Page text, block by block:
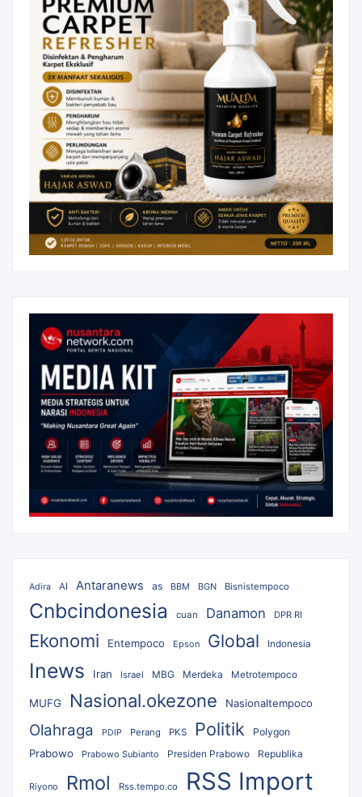
Adira AI Antaranews as BBM BGN Bisnistempoco
Cnbcindonesia cuan Danamon DPR RI
Ekonomi Entempoco Epson Global Indonesia
Inews Iran Israel MBG Merdeka Metrotempoco
MUFG Nasional.okezone Nasionaltempoco
Olahraga PDIP Perang PKS Politik Polygon
Prabowo Prabowo Subianto Presiden Prabowo Republika
Riyono Rmol Rss.tempo.co RSS Import